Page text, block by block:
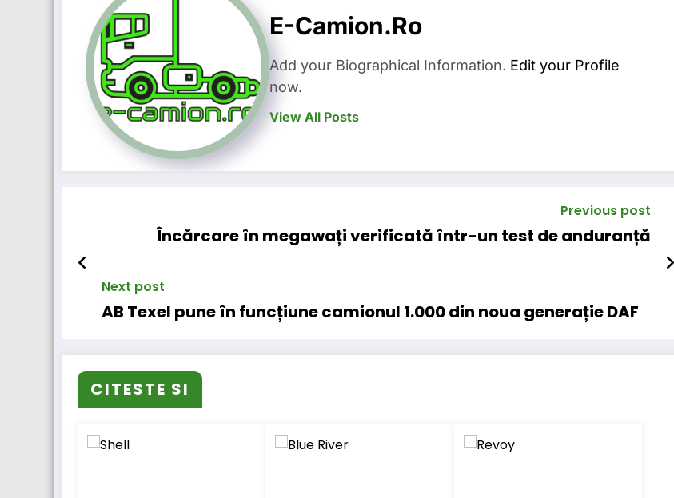
E-Camion.ro
Add your Biographical Information. Edit your Profile
now.
View All Posts
Previous post
Încărcare în megawați verificată într-un test de anduranță
Next post
AB Texel pune în funcțiune camionul 1.000 din noua generație DAF
CITESTE SI